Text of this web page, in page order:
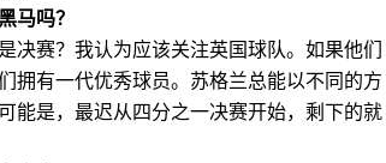
马吗？
决赛？我认为应该关注英国球队。如果他们
拥有一代优秀球员。苏格兰总能以不同的方
能是，最迟从四分之一决赛开始，剩下的就